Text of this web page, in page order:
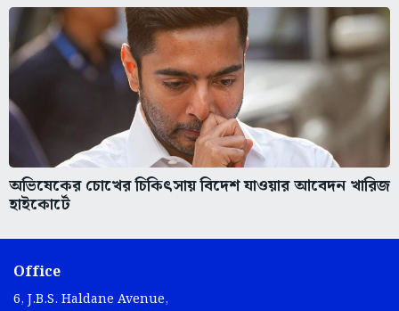
অভিষেকের চোখের চিকিৎসায় বিদেশ যাওয়ার আবেদন খারিজ
হাইকোর্টে
Office
6, J.B.S. Haldane Avenue,